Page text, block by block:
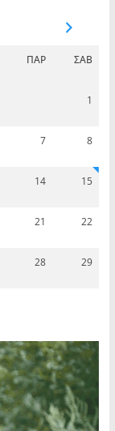
ΠΑΡ ΣΆΒ
1
7 8
14 15
21 22
28 29